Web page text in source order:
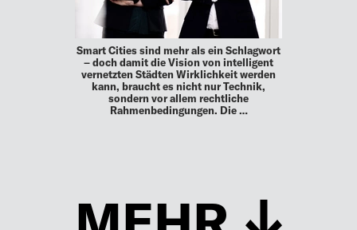
Smart Cities sind mehr als ein Schlagwort
– doch damit die Vision von intelligent
vernetzten Städten Wirklichkeit ­werden
kann, braucht es nicht nur Technik,
sondern vor allem ­rechtliche
Rahmenbedingungen. Die …